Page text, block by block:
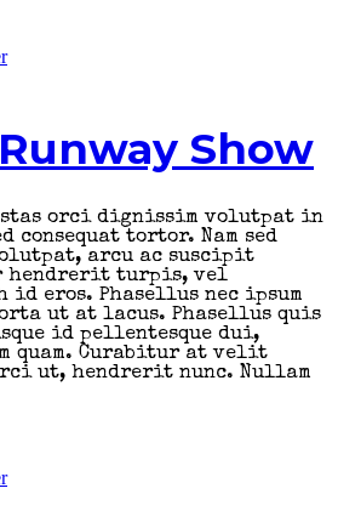
Show
orci dignissim volutpat in
consequat tortor. Nam sed
arcu ac suscipit
hendrerit turpis, vel
eros. Phasellus nec ipsum
ut at lacus. Phasellus quis
id pellentesque dui,
quam. Curabitur at velit
ut, hendrerit nunc. Nullam